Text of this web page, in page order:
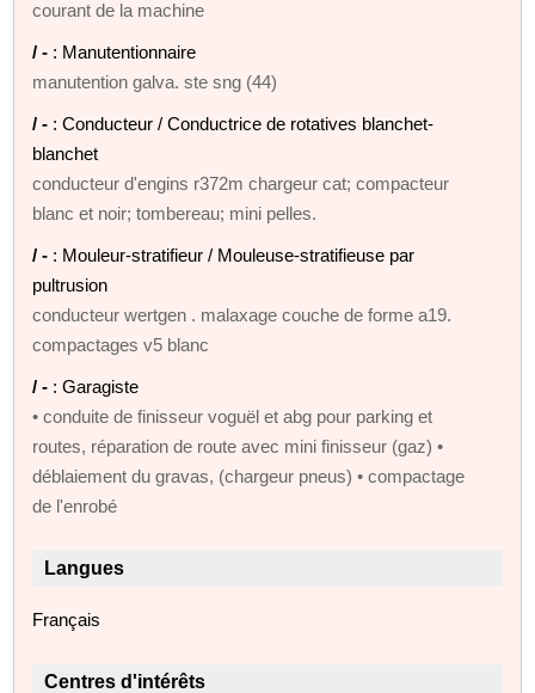
courant de la machine
/ - : Manutentionnaire
manutention galva. ste sng (44)
/ - : Conducteur / Conductrice de rotatives blanchet-
blanchet
conducteur d'engins r372m chargeur cat; compacteur
blanc et noir; tombereau; mini pelles.
/ - : Mouleur-stratifieur / Mouleuse-stratifieuse par
pultrusion
conducteur wertgen . malaxage couche de forme a19.
compactages v5 blanc
/ - : Garagiste
• conduite de finisseur voguël et abg pour parking et
routes, réparation de route avec mini finisseur (gaz) •
déblaiement du gravas, (chargeur pneus) • compactage
de l'enrobé
Langues
Français
Centres d'intérêts